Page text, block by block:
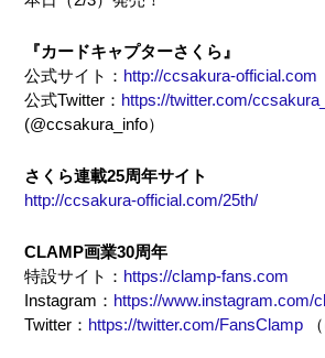
『カードキャプターさくら』
公式サイト： http://ccsakura-official.com
公式Twitter： https://twitter.com/
(@ccsakura_info）
さくら連載25周年サイト
http://ccsakura-official.com/25th/
CLAMP画業30周年
特設サイト： https://clamp-fans.com
Instagram： https://www.instagram.com/
Twitter： https://twitter.com/FansClamp